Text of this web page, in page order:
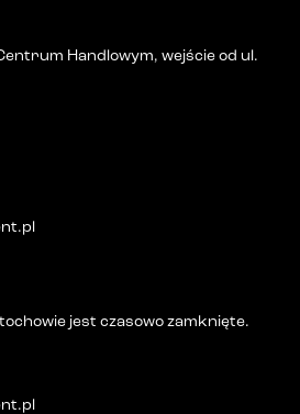
Handlowym, wejście od ul.
jest czasowo zamknięte.